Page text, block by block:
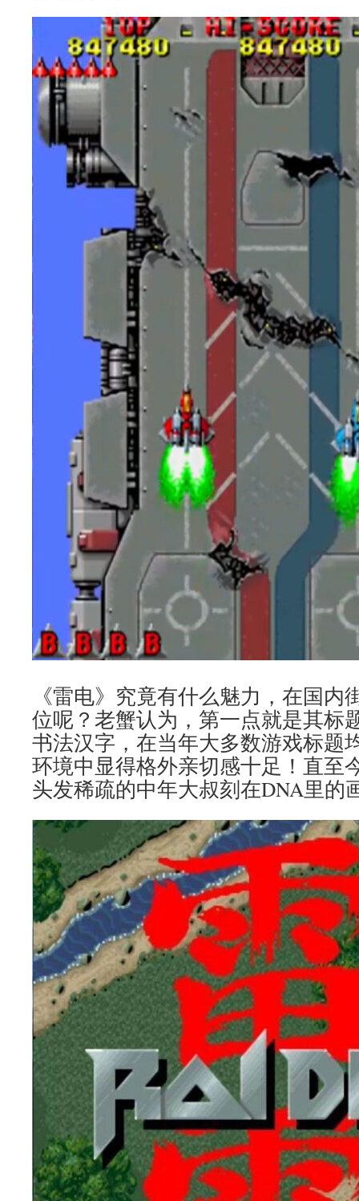
《雷电》究竟有什么魅力，在国内
位呢？老蟹认为，第一点就是其标
书法汉字，在当年大多数游戏标题
环境中显得格外亲切感十足！直至
头发稀疏的中年大叔刻在DNA里的